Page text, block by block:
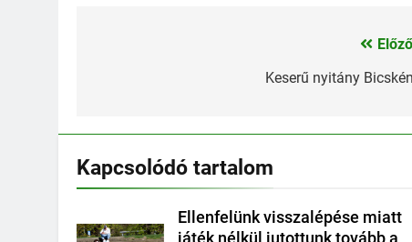
Keserű nyitány
Kapcsolódó tartalom
Ellenfelünk visszalépése miatt